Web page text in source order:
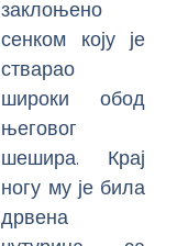
заклоњено
сенком коју је
стварао
широки обод
његовог
шешира. Крај
ногу му је била
дрвена